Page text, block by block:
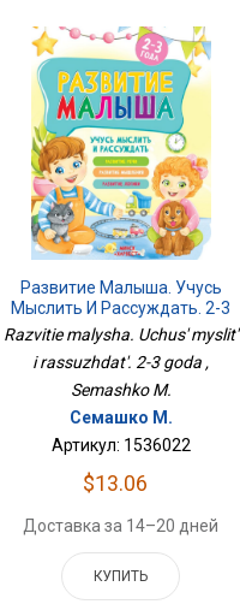
Развитие Малыша. Учусь
Мыслить И Рассуждать. 2-3
Года
Razvitie malysha. Uchus' myslit'
i rassuzhdat'. 2-3 goda ,
Semashko M.
Семашко М.
Артикул: 1536022
$13.06
Доставка за 14–20 дней
КУПИТЬ